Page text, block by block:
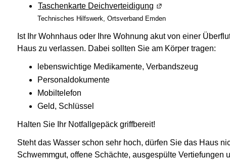
Taschenkarte Deichverteidigung (Wird in einem
Technisches Hilfswerk, Ortsverband Emden
Ist Ihr Wohnhaus oder Ihre Wohnung akut von einer
Haus zu verlassen. Dabei sollten Sie am Körper tragen:
lebenswichtige Medikamente, Verbandszeug
Personaldokumente
Mobiltelefon
Geld, Schlüssel
Halten Sie Ihr Notfallgepäck griffbereit!
Steht das Wasser schon sehr hoch, dürfen Sie das Haus
Schwemmgut, offene Schächte, ausgespülte